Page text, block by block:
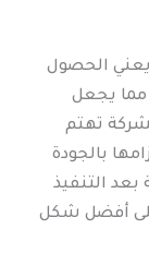
يعني الحصول
مما يجعل
تهتم
بالجودة
بعد التنفيذ
أفضل شكل